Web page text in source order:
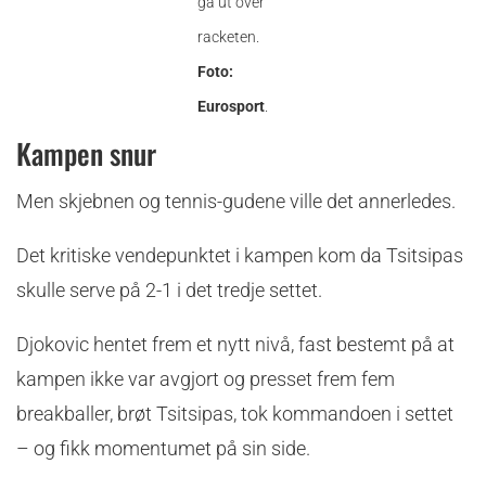
racketen.
Foto:
Eurosport
Kampen snur
Men skjebnen og tennis-gudene ville det annerledes.
Det kritiske vendepunktet i kampen kom da Tsitsipas
skulle serve på 2-1 i det tredje settet.
Djokovic hentet frem et nytt nivå, fast bestemt på at
kampen ikke var avgjort og presset frem fem
breakballer, brøt Tsitsipas, tok kommandoen i settet
– og fikk momentumet på sin side.